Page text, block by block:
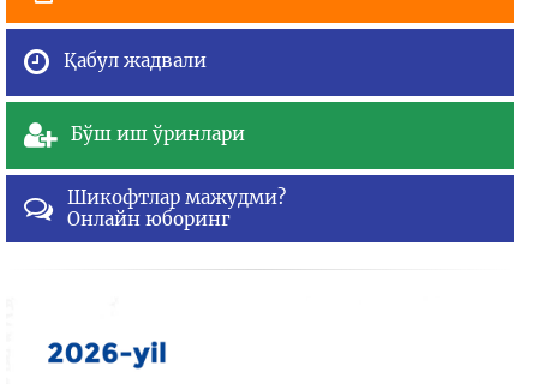
Қабул жадвали
Бўш иш ўринлари
Шикофтлар мажудми?
Онлайн юборинг